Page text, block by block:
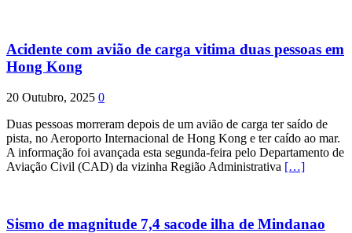
Acidente com avião de carga vitima duas pessoas em
Hong Kong
20 Outubro, 2025 0
Duas pessoas morreram depois de um avião de carga ter saído de
pista, no Aeroporto Internacional de Hong Kong e ter caído ao mar.
A informação foi avançada esta segunda-feira pelo Departamento de
Aviação Civil (CAD) da vizinha Região Administrativa […]
Sismo de magnitude 7,4 sacode ilha de Mindanao